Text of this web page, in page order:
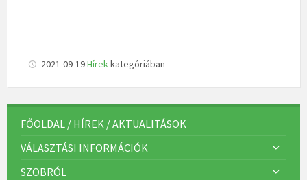
2021-09-19Hírekkategóriában
FŐOLDAL / HÍREK / AKTUALITÁSOK
VÁLASZTÁSI INFORMÁCIÓK
SZOBRÓL